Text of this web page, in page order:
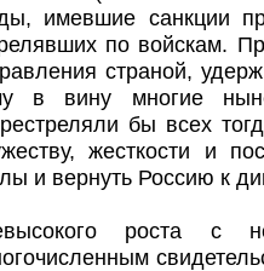
имевшие санкции
по войскам.
страной,
в вину многие
бы всех
жесткости и
и вернуть Россию к
роста с